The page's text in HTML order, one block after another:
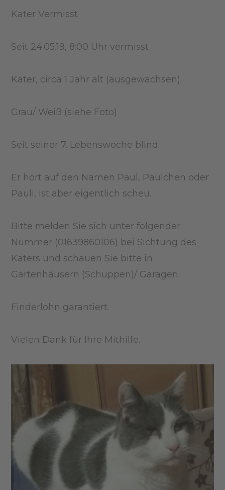
Kater Vermisst
Seit 24.05.19, 8:00 Uhr vermisst
Kater, circa 1 Jahr alt (ausgewachsen)
Grau/ Weiß (siehe Foto)
Seit seiner 7. Lebenswoche blind.
Er hört auf den Namen Paul, Paulchen oder
Pauli, ist aber eigentlich scheu.
Bitte melden Sie sich unter folgender
Nummer (01639860106) bei Sichtung des
Katers und schauen Sie bitte in
Gartenhäusern (Schuppen)/ Garagen.
Finderlohn garantiert.
Vielen Dank für Ihre Mithilfe.